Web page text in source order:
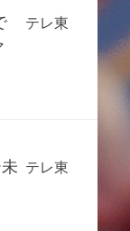
テレ東
テレ東